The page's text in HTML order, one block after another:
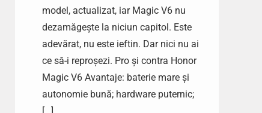
model, actualizat, iar Magic V6 nu
dezamăgește la niciun capitol. Este
adevărat, nu este ieftin. Dar nici nu ai
ce să-i reproșezi. Pro și contra Honor
Magic V6 Avantaje: baterie mare și
autonomie bună; hardware puternic;